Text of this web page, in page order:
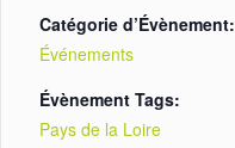
Catégorie d’Évènement:
Événements
Évènement Tags:
Pays de la Loire